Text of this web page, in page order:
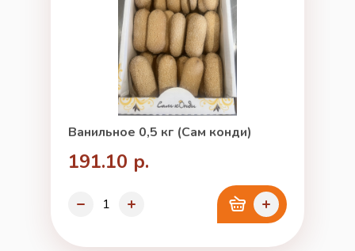
Ванильное 0,5 кг (Сам конди)
191.10 р.